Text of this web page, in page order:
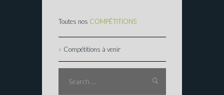
Toutes nos COMPÉTITIONS
Compétitions à venir